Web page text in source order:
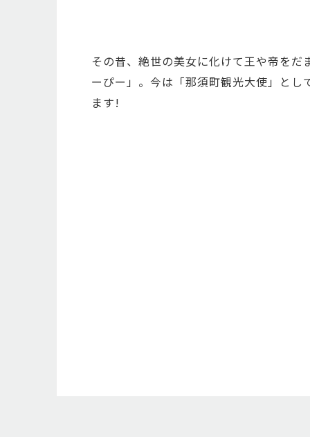
その昔、絶世の美女に化けて王や帝を
ーぴー」。今は「那須町観光大使」と
ます!